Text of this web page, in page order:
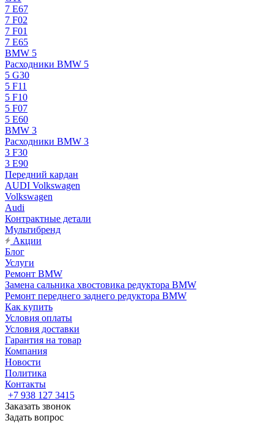
7 Е67
7 F02
7 F01
7 E65
BMW 5
Расходники BMW 5
5 G30
5 F11
5 F10
5 F07
5 E60
BMW 3
Расходники BMW 3
3 F30
3 E90
Передний кардан
AUDI Volkswagen
Volkswagen
Audi
Контрактные детали
Мультибренд
Акции
Блог
Услуги
Ремонт BMW
Замена сальника хвостовика редуктора BMW
Ремонт переднего заднего редуктора BMW
Как купить
Условия оплаты
Условия доставки
Гарантия на товар
Компания
Новости
Политика
Контакты
+7 938 127 3415
Заказать звонок
Задать вопрос